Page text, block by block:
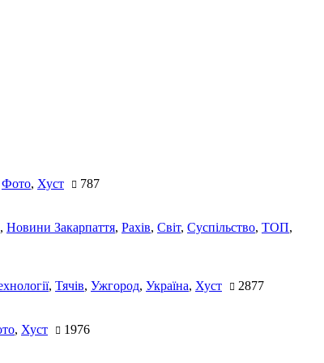
Фото, Хуст 787
, Новини Закарпаття, Рахів, Світ, Суспільство, ТОП,
, Тячів, Ужгород, Україна, Хуст 2877
, Хуст 1976